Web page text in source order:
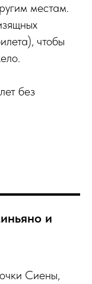
местам.
чтобы
без
и
Сиены,